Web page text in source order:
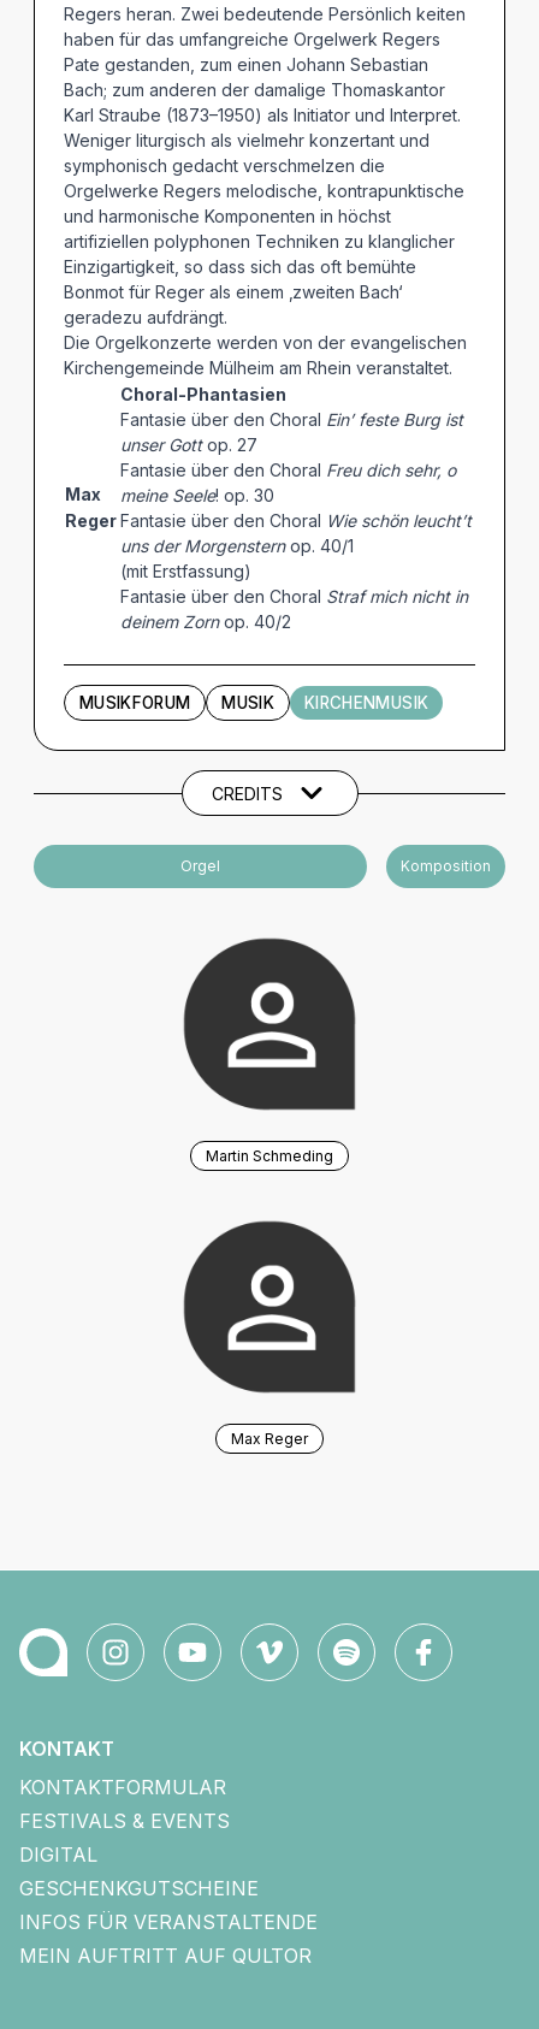
Regers heran. Zwei bedeutende Persönlich keiten
haben für das umfangreiche Orgelwerk Regers
Pate gestanden, zum einen Johann Sebastian
Bach; zum anderen der damalige Thomaskantor
Karl Straube (1873–1950) als Initiator und Interpret.
Weniger liturgisch als vielmehr konzertant und
symphonisch gedacht verschmelzen die
Orgelwerke Regers melodische, kontrapunktische
und harmonische Komponenten in höchst
artifiziellen polyphonen Techniken zu klanglicher
Einzigartigkeit, so dass sich das oft bemühte
Bonmot für Reger als einem ‚zweiten Bach‘
geradezu aufdrängt.
Die Orgelkonzerte werden von der evangelischen
Kirchengemeinde Mülheim am Rhein veranstaltet.
Max
Reger
Choral-Phantasien
Fantasie über den Choral Ein’ feste Burg ist
unser Gottop. 27
Fantasie über den Choral Freu dich sehr, o
meine Seele! op. 30
Fantasie über den Choral Wie schön leucht’t
uns der Morgensternop. 40/1
(mit Erstfassung)
Fantasie über den Choral Straf mich nicht in
deinem Zornop. 40/2
MUSIKFORUM MUSIK KIRCHENMUSIK
Künstler und Beteiligte
CREDITS
Orgel Komposition
Martin Schmeding
Max Reger
KONTAKT
KONTAKTFORMULAR
FESTIVALS & EVENTS
DIGITAL
GESCHENKGUTSCHEINE
INFOS FÜR VERANSTALTENDE
MEIN AUFTRITT AUF QULTOR